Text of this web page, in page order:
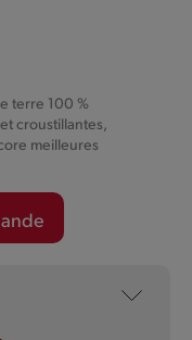
au fromage,
terre 100 %
croustillantes,
meilleures